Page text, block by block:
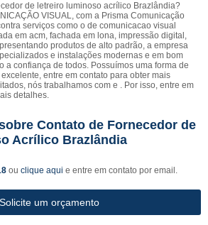
de letreiro luminoso acrílico Brazlândia?
VISUAL, com a Prisma Comunicação
serviços como o de comunicacao visual
em acm, fachada em lona, impressão digital,
produtos de alto padrão, a empresa
e instalações modernas e em bom
a confiança de todos. Possuímos uma forma de
entre em contato para obter mais
nós trabalhamos com e . Por isso, entre em
detalhes.
Contato de Fornecedor de
Acrílico Brazlândia
ou clique aqui e entre em contato por email.
Solicite um orçamento